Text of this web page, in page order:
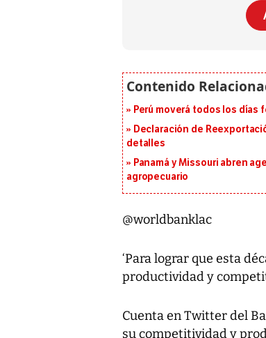
Perú moverá todos los
Declaración de
detalles
Panamá y Missouri abren
agropecuario
@worldbanklac
‘Para lograr que esta
productividad y
Cuenta en Twitter del
su competitividad y